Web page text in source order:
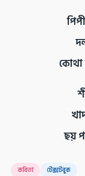
কোথা
ছয়
কবিতা টেক্সটবুক